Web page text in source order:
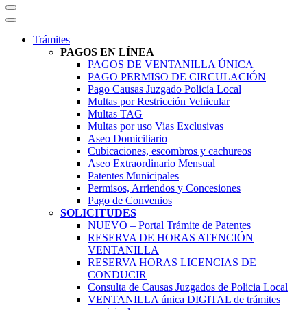
Trámites
PAGOS EN LÍNEA
PAGOS DE VENTANILLA ÚNICA
PAGO PERMISO DE CIRCULACIÓN
Pago Causas Juzgado Policía Local
Multas por Restricción Vehicular
Multas TAG
Multas por uso Vias Exclusivas
Aseo Domiciliario
Cubicaciones, escombros y cachureos
Aseo Extraordinario Mensual
Patentes Municipales
Permisos, Arriendos y Concesiones
Pago de Convenios
SOLICITUDES
NUEVO – Portal Trámite de Patentes
RESERVA DE HORAS ATENCIÓN
VENTANILLA
RESERVA HORAS LICENCIAS DE
CONDUCIR
Consulta de Causas Juzgados de Policia Local
VENTANILLA única DIGITAL de trámites